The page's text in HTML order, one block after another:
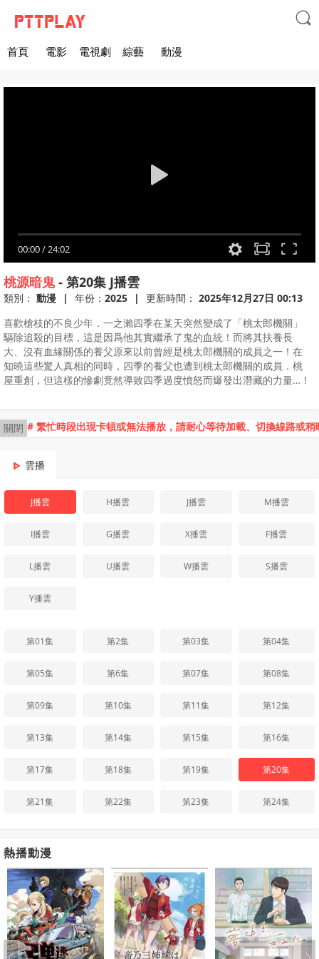

首頁 電影 電視劇 綜藝 動漫
00:00/24:02
桃源暗鬼- 第20集 J播雲
類別： 動漫 | 年份： 2025 | 更新時間： 2025年12月27日 00:13
喜歡槍枝的不良少年．一之瀨四季在某天突然變成了「桃太郎機關」
驅除追殺的目標，這是因爲他其實繼承了鬼的血統！而將其扶養長
大、沒有血緣關係的養父原來以前曾經是桃太郎機關的成員之一！在
知曉這些驚人真相的同時，四季的養父也遭到桃太郎機關的成員．桃
屋重創，但這樣的慘劇竟然導致四季過度憤怒而爆發出潛藏的力量…！
關閉 # 繁忙時段出現卡頓或無法播放，請耐心等待加載、切換線路或稍
雲播
J播雲 H播雲 J播雲 M播雲
I播雲 G播雲 X播雲 F播雲
L播雲 U播雲 W播雲 S播雲
Y播雲
第01集 第2集 第03集 第04集
第05集 第6集 第07集 第08集
第09集 第10集 第11集 第12集
第13集 第14集 第15集 第16集
第17集 第18集 第19集 第20集
第21集 第22集 第23集 第24集
熱播動漫